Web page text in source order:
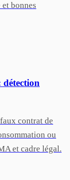
bonnes
contrat de
ou
et cadre légal.